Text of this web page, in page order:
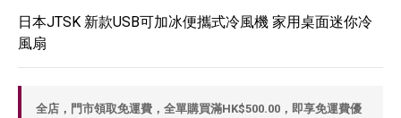
日本JTSK 新款USB可加冰便攜式冷風機 家用桌面迷你冷
風扇
全店，門市領取免運費，全單購買滿HK$500.00，即享免運費優